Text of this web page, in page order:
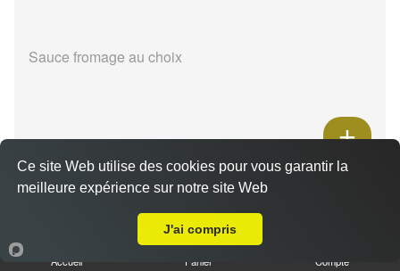
Sauce fromage au choix
Pâtes au poulet
Accueil Panier Compte
Ce site Web utilise des cookies pour vous garantir la
meilleure expérience sur notre site Web
J'ai compris